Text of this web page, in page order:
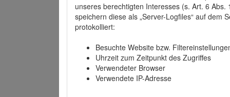
unseres berechtigten Interesses (s. Art. 6
speichern diese als „Server-Logfiles“ auf dem
protokolliert:
Besuchte Website bzw.
Uhrzeit zum Zeitpunkt des Zugriffes
Verwendeter Browser
Verwendete IP-Adresse